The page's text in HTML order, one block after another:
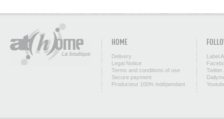
HOME
Delivery
Legal Notice
Terms and conditions of use
Secure payment
Producteur 100% indépendant
Label
Twitter